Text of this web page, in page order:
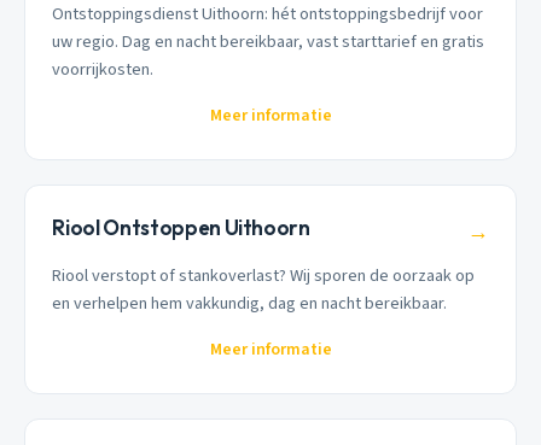
Ontstoppingsdienst Uithoorn: hét ontstoppingsbedrijf voor
uw regio. Dag en nacht bereikbaar, vast starttarief en gratis
voorrijkosten.
Meer informatie
Riool Ontstoppen Uithoorn →
Riool verstopt of stankoverlast? Wij sporen de oorzaak op
en verhelpen hem vakkundig, dag en nacht bereikbaar.
Meer informatie